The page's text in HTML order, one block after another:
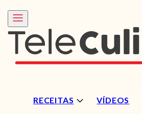
RECEITAS VÍDEOS